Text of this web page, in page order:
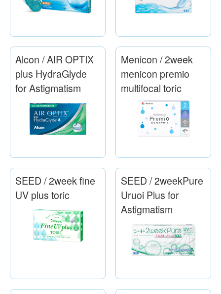
Alcon / AIR OPTIX
plus HydraGlyde
for Astigmatism
Menicon / 2week
menicon premio
multifocal toric
SEED / 2week fine
UV plus toric
SEED / 2weekPure
Uruoi Plus for
Astigmatism